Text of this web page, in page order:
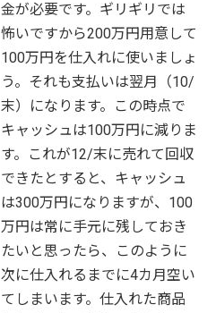
金が必要です。ギリギリでは
怖いですから200万円用意して
100万円を仕入れに使いましょ
う。それも支払いは翌月（10/
末）になります。この時点で
キャッシュは100万円に減りま
す。これが12/末に売れて回収
できたとすると、キャッシュ
は300万円になりますが、100
万円は常に手元に残しておき
たいと思ったら、このように
次に仕入れるまでに4カ月空い
てしまいます。仕入れた商品